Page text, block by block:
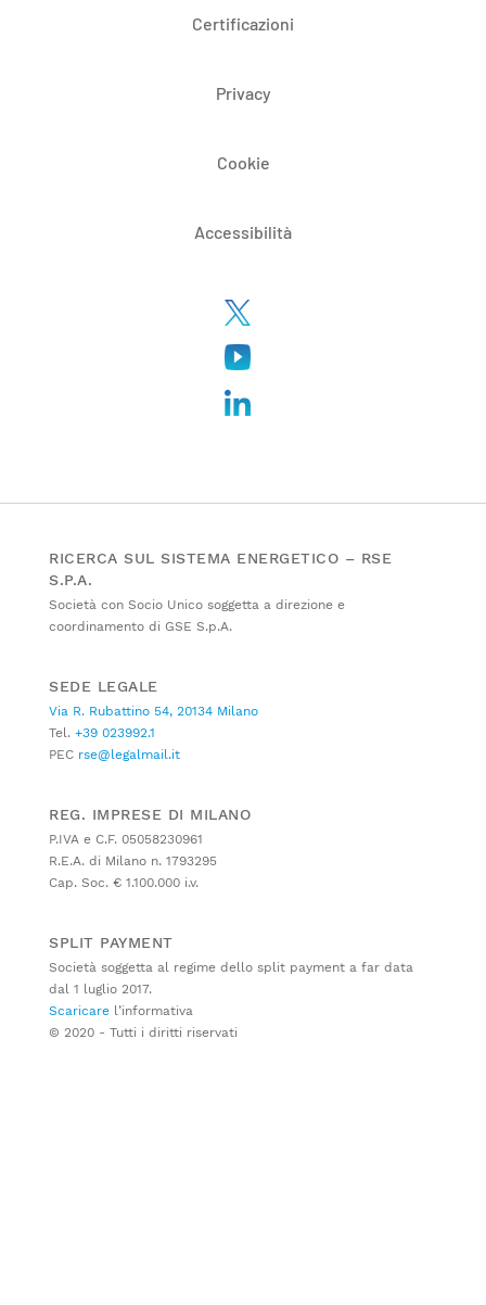
Certificazioni
Privacy
Cookie
Accessibilità
RICERCA SUL SISTEMA ENERGETICO – RSE
S.P.A.
Società con Socio Unico soggetta a direzione e
coordinamento di GSE S.p.A.
SEDE LEGALE
Via R. Rubattino 54, 20134 Milano
Tel. +39 023992.1
PEC rse@legalmail.it
REG. IMPRESE DI MILANO
P.IVA e C.F. 05058230961
R.E.A. di Milano n. 1793295
Cap. Soc. € 1.100.000 i.v.
SPLIT PAYMENT
Società soggetta al regime dello split payment a far data
dal 1 luglio 2017.
Scaricare l’informativa
© 2020 - Tutti i diritti riservati